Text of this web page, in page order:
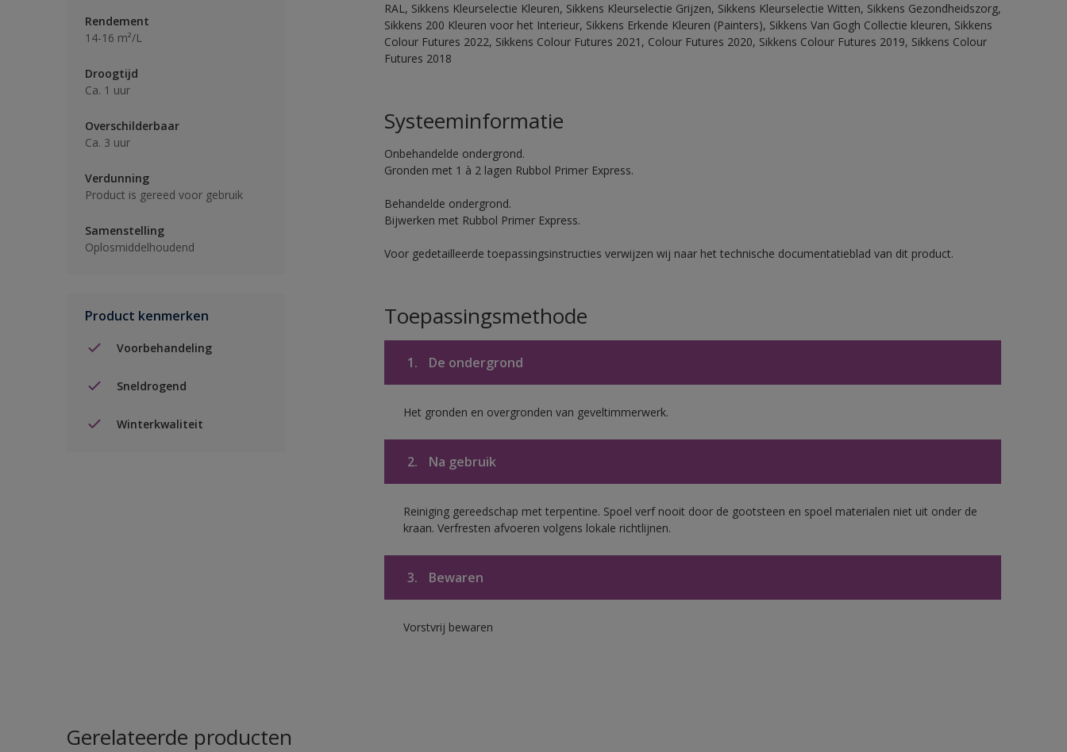
Rendement
14-16 m²/L
Droogtijd
Ca. 1 uur
Overschilderbaar
Ca. 3 uur
Verdunning
Product is gereed voor gebruik
Samenstelling
Oplosmiddelhoudend
Product kenmerken
Voorbehandeling
Sneldrogend
Winterkwaliteit
RAL, Sikkens Kleurselectie Kleuren, Sikkens Kleurselectie Grijzen, Sikkens Kleurselectie Witten, Sikkens Gezondheidszorg,
Sikkens 200 Kleuren voor het Interieur, Sikkens Erkende Kleuren (Painters), Sikkens Van Gogh Collectie kleuren, Sikkens
Colour Futures 2022, Sikkens Colour Futures 2021, Colour Futures 2020, Sikkens Colour Futures 2019, Sikkens Colour
Futures 2018
Systeeminformatie
Onbehandelde ondergrond.
Gronden met 1 à 2 lagen Rubbol Primer Express.
Behandelde ondergrond.
Bijwerken met Rubbol Primer Express.
Voor gedetailleerde toepassingsinstructies verwijzen wij naar het technische documentatieblad van dit product.
Toepassingsmethode
1. De ondergrond
Het gronden en overgronden van geveltimmerwerk.
2. Na gebruik
Reiniging gereedschap met terpentine. Spoel verf nooit door de gootsteen en spoel materialen niet uit onder de
kraan. Verfresten afvoeren volgens lokale richtlijnen.
3. Bewaren
Vorstvrij bewaren
Gerelateerde producten